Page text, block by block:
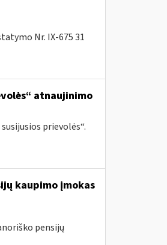
Nr. IX-675 31
atnaujinimo
prievolės“.
kaupimo įmokas
pensijų